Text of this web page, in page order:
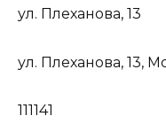
ул. Плеханова, 13
ул. Плеханова, 13,
111141